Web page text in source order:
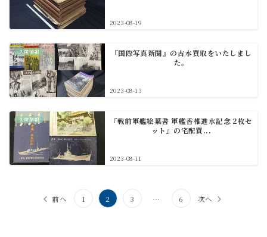
2023-08-19
入荷情報
『国際写真新聞』の古本買取をいたしまし
た。
2023-08-13
入荷情報
『戦前軍艦絵葉書 軍艦香椎進水記念 2枚セ
ット』の宅配買...
2023-08-11
前へ 1 2 3 … 6 次へ